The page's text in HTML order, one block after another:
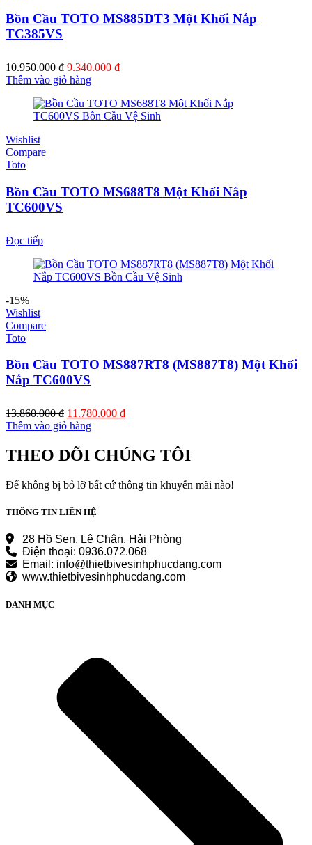
Bồn Cầu TOTO MS885DT3 Một Khối Nắp
TC385VS
10.950.000₫ Giá
gốc
10.950.000 ₫.
9.340.000 ₫Giá
là:
9.340.000 ₫.
Thêm vào giỏ hàng
Wishlist
Compare
Toto
Bồn Cầu TOTO MS688T8 Một Khối Nắp
TC600VS
Đọc tiếp
-15%
Wishlist
Compare
Toto
Bồn Cầu TOTO MS887RT8 (MS887T8) Một Khối
Nắp TC600VS
13.860.000₫ Giá
gốc
13.860.000 ₫.
11.780.000 ₫Giá
là:
11.780.000 ₫.
Thêm vào giỏ hàng
THEO DÕI CHÚNG TÔI
Để không bị bỏ lỡ bất cứ thông tin khuyến mãi nào!
THÔNG TIN LIÊN HỆ
28 Hồ Sen, Lê Chân, Hải Phòng
Điện thoại: 0936.072.068
Email: info@thietbivesinhphucdang.com
www.thietbivesinhphucdang.com
DANH MỤC